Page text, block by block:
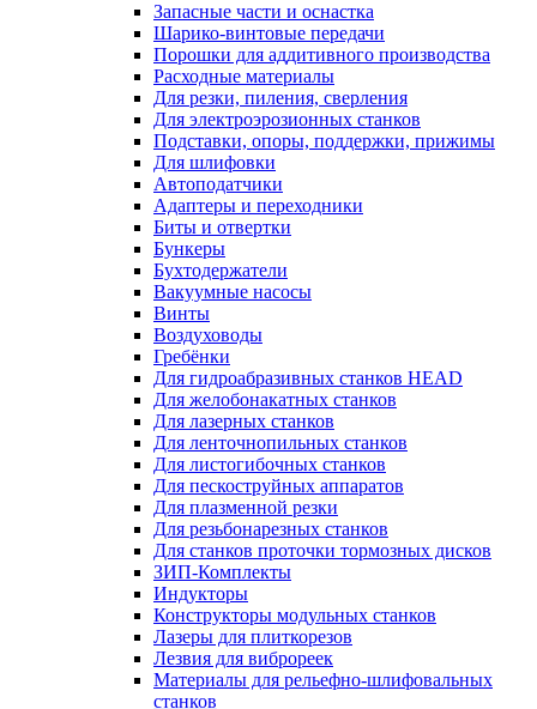
Запасные части и оснастка
Шарико-винтовые передачи
Порошки для аддитивного производства
Расходные материалы
Для резки, пиления, сверления
Для электроэрозионных станков
Подставки, опоры, поддержки, прижимы
Для шлифовки
Автоподатчики
Адаптеры и переходники
Биты и отвертки
Бункеры
Бухтодержатели
Вакуумные насосы
Винты
Воздуховоды
Гребёнки
Для гидроабразивных станков HEAD
Для желобонакатных станков
Для лазерных станков
Для ленточнопильных станков
Для листогибочных станков
Для пескоструйных аппаратов
Для плазменной резки
Для резьбонарезных станков
Для станков проточки тормозных дисков
ЗИП-Комплекты
Индукторы
Конструкторы модульных станков
Лазеры для плиткорезов
Лезвия для виброреек
Материалы для рельефно-шлифовальных
станков